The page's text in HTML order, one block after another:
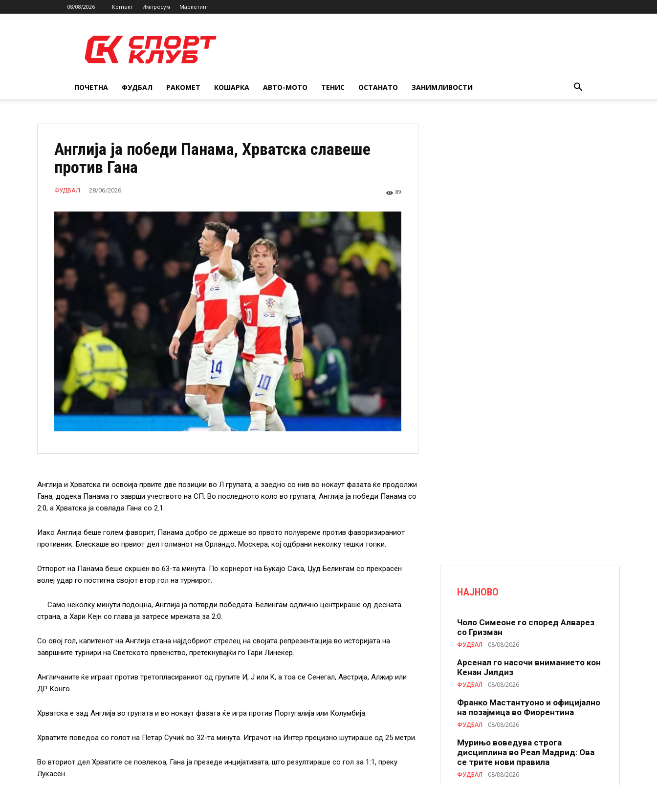
08/08/2026 Контакт Импресум Маркетинг
ПОЧЕТНА ФУДБАЛ РАКОМЕТ КОШАРКА АВТО-МОТО ТЕНИС ОСТАНАТО ЗАНИМЛИВОСТИ
Англија ја победи Панама, Хрватска славеше
против Гана
ФУДБАЛ 28/06/2026 89
Англија и Хрватска ги освоија првите две позиции во Л групата, а заедно со нив во нокаут фазата ќе продолжи
Гана, додека Панама го заврши учеството на СП. Во последното коло во групата, Англија ја победи Панама со
2:0, а Хрватска ја совлада Гана со 2.1.
Иако Англија беше голем фаворит, Панама добро се држеше во првото полувреме против фаворизираниот
противник. Блескаше во првиот дел голманот на Орландо, Москера, кој одбрани неколку тешки топки.
Отпорот на Панама беше скршен во 63-та минута. По корнерот на Букајо Сака, Џуд Белингам со прекрасен
волеј удар го постигна својот втор гол на турнирот.
Само неколку минути подоцна, Англија ја потврди победата. Белингам одлично центрираше од десната
страна, а Хари Кејн со глава ја затресе мрежата за 2:0.
Со овој гол, капитенот на Англија стана најдобриот стрелец на својата репрезентација во историјата на
завршните турнири на Светското првенство, претекнувајќи го Гари Линекер.
Англичаните ќе играат против третопласираниот од групите И, J или K, а тоа се Сенегал, Австрија, Алжир или
ДР Конго.
Хрватска е зад Англија во групата и во нокаут фазата ќе игра против Португалија или Колумбија.
Хрватите поведоа со голот на Петар Сучиќ во 32-та минута. Играчот на Интер прецизно шутираше од 25 метри.
Во вториот дел Хрватите се повлекоа, Гана ја презеде инцијативата, што резултираше со гол за 1:1, преку
Лукасен.
НАЈНОВО
Чоло Симеоне го според Алварез
со Гризман
ФУДБАЛ 08/08/2026
Арсенал го насочи вниманието кон
Кенан Јилдиз
ФУДБАЛ 08/08/2026
Франко Мастантуоно и официјално
на позајмица во Фиорентина
ФУДБАЛ 08/08/2026
Мурињо воведува строга
дисциплина во Реал Мадрид: Ова
се трите нови правила
ФУДБАЛ 08/08/2026